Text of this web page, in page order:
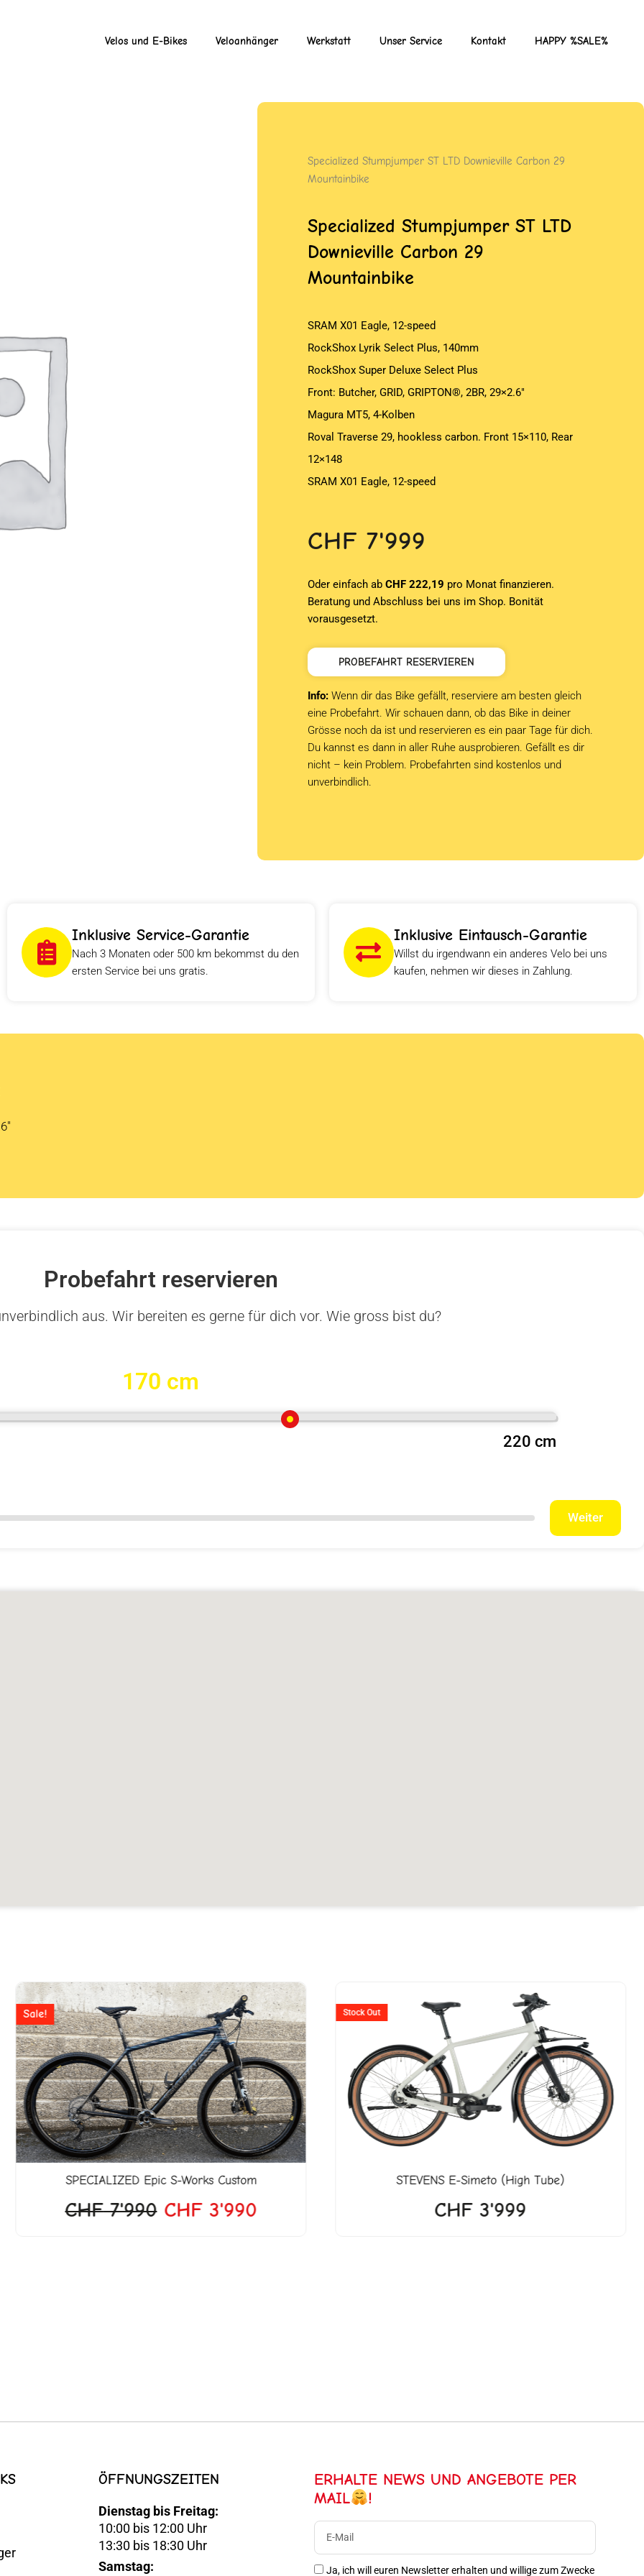
Velos und E-Bikes Veloanhänger Werkstatt Unser Service Kontakt HAPPY %SALE%
Specialized Stumpjumper ST LTD Downieville Carbon 29
Mountainbike
Specialized Stumpjumper ST LTD
Downieville Carbon 29
Mountainbike
SRAM X01 Eagle, 12-speed
RockShox Lyrik Select Plus, 140mm
RockShox Super Deluxe Select Plus
Front: Butcher, GRID, GRIPTON®, 2BR, 29×2.6″
Magura MT5, 4-Kolben
Roval Traverse 29, hookless carbon. Front 15×110, Rear
12×148
SRAM X01 Eagle, 12-speed
CHF 7'999
Oder einfach abCHF 222,19 pro Monat finanzieren.
Beratung und Abschluss bei uns im Shop. Bonität
vorausgesetzt.
PROBEFAHRT RESERVIEREN
Info: Wenn dir das Bike gefällt, reserviere am besten gleich
eine Probefahrt. Wir schauen dann, ob das Bike in deiner
Grösse noch da ist und reservieren es ein paar Tage für dich.
Du kannst es dann in aller Ruhe ausprobieren. Gefällt es dir
nicht – kein Problem. Probefahrten sind kostenlos und
unverbindlich.
Inklusive Service-Garantie
Nach 3 Monaten oder 500 km bekommst du den
ersten Service bei uns gratis.
Inklusive Eintausch-Garantie
Willst du irgendwann ein anderes Velo bei uns
kaufen, nehmen wir dieses in Zahlung.
Probefahrt reservieren
aus. Wir bereiten es gerne für dich vor. Wie gross bist du?
170 cm
220 cm
Weiter
Sale!
SPECIALIZEDEpic S-Works Custom
CHF7'990
Ursprünglicher
Preis
war:
CHF 7'990
CHF3'990
Aktueller
Preis
ist:
CHF 3'990.
Stock Out
STEVENSE-Simeto (High Tube)
CHF3'999
ÖFFNUNGSZEITEN
Dienstag bis Freitag:
10:00 bis 12:00 Uhr
13:30 bis 18:30 Uhr
Samstag:
ERHALTE NEWS UND ANGEBOTE PER
MAIL
!
Ja, ich will euren Newsletter erhalten und willige zum Zwecke